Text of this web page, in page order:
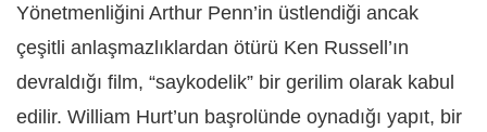
Yönetmenliğini Arthur Penn’in üstlendiği ancak
çeşitli anlaşmazlıklardan ötürü Ken Russell’ın
devraldığı film, “saykodelik” bir gerilim olarak kabul
edilir. William Hurt’un başrolünde oynadığı yapıt, bir